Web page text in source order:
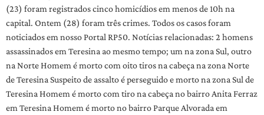
(23) foram registrados cinco homicídios em menos de 10h na
capital. Ontem (28) foram três crimes. Todos os casos foram
noticiados em nosso Portal RP50. Notícias relacionadas: 2 homens
assassinados em Teresina ao mesmo tempo; um na zona Sul, outro
na Norte Homem é morto com oito tiros na cabeça na zona Norte
de Teresina Suspeito de assalto é perseguido e morto na zona Sul de
Teresina Homem é morto com tiro na cabeça no bairro Anita Ferraz
em Teresina Homem é morto no bairro Parque Alvorada em